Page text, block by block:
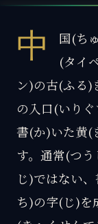
中
国(ち
(タイ
ン)の古(ふる
の入口(いり
書(か)いた黄(
す。通常(つ
じ)ではない
ち)の字(じ)を